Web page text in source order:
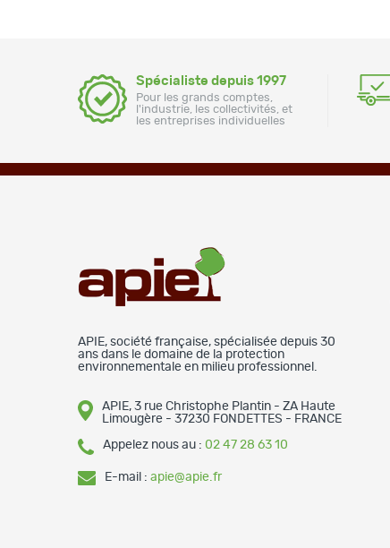
Spécialiste depuis 1997
Pour les grands comptes,
l'industrie, les collectivités, et
les entreprises individuelles
APIE, société française, spécialisée depuis 30
ans dans le domaine de la protection
environnementale en milieu professionnel.
APIE, 3 rue Christophe Plantin - ZA Haute
Limougère - 37230 FONDETTES - FRANCE
Appelez nous au : 02 47 28 63 10
E-mail : apie@apie.fr